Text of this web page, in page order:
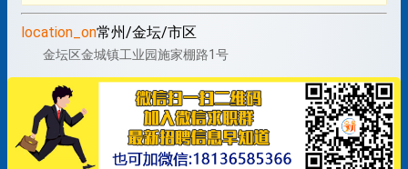
location_on常州/金坛/市区
金坛区金城镇工业园施家棚路1号